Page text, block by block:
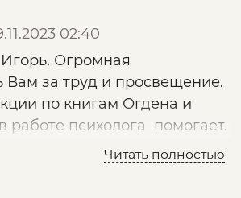
02:40
Огромная
Вам за труд и просвещение.
по книгам Огдена и
работе психолога помогает.
и, в том числе, ищут то, на
Читать полностью